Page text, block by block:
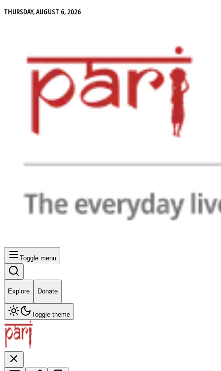
THURSDAY, AUGUST 6, 2026
Toggle menu
Explore Donate
Toggle theme